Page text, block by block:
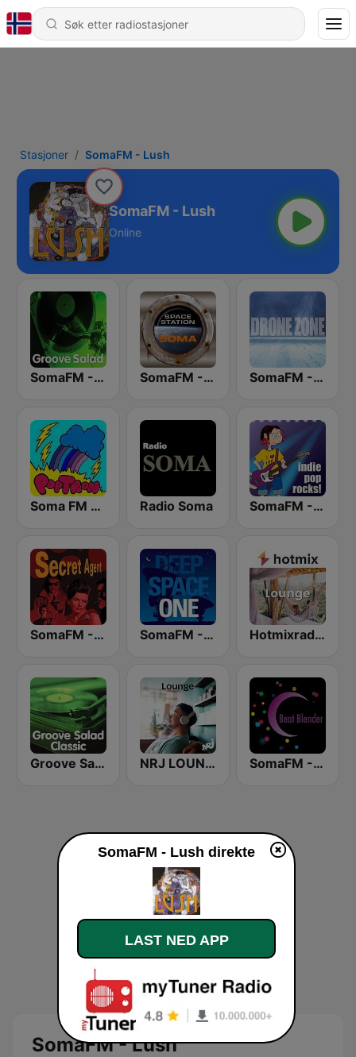
Stasjoner SomaFM - Lush
SomaFM - Lush
Online
SomaFM - Groove Salad SomaFM - Space Station Soma SomaFM - Drone Zone
Soma FM - PopTron Radio Soma SomaFM - Indie Pop Rocks!
SomaFM - Secret Agent SomaFM - Deep Space One Hotmixradio Lounge
Groove Salad Classic NRJ LOUNGE SomaFM - Beat Blender
SomaFM - Lush
SomaFM - Lush direkte
LAST NED APP